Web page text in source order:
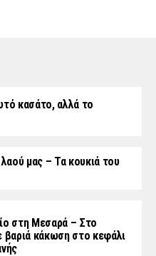
κασάτο, αλλά το
μας – Τα κουκιά του
στη Μεσαρά – Στο
βαριά κάκωση στο κεφάλι